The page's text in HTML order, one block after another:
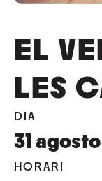
EL
LES
DIA
31 agosto
HORARI